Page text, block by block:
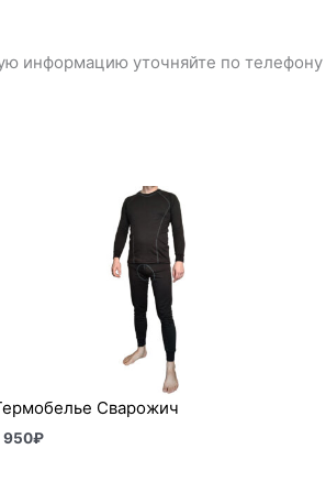
информацию уточняйте по телефону
Сварожич
950₽